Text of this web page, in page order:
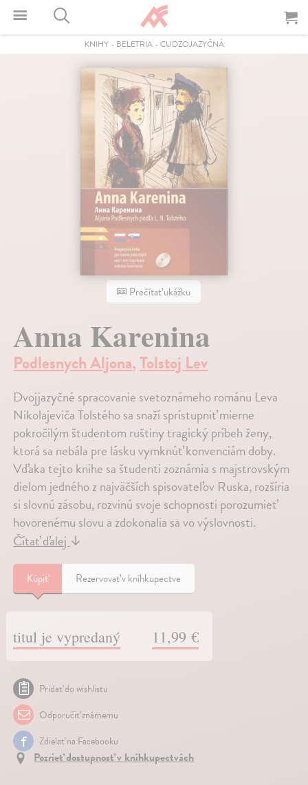
KNIHY- BELETRIA- CUDZOJAZYČNÁ
Prečítať ukážku
Anna Karenina
Podlesnych Aljona,Tolstoj Lev
Dvojjazyčné spracovanie svetoznámeho románu Leva
Nikolajeviča Tolstého sa snaží sprístupniť mierne
pokročilým študentom ruštiny tragický príbeh ženy,
ktorá sa nebála pre lásku vymknúť konvenciám doby.
Vďaka tejto knihe sa študenti zoznámia s majstrovským
dielom jedného z naj­väčších spisovateľov Ruska, rozšíria
si slovnú zásobu, rozvinú svoje schopnosti porozumieť
hovorenému slovu a zdokonalia sa vo výslovnosti.
Čítať ďalej↓
Kúpiť Rezervovať v kníhkupectve
titul je vypredaný 11,99 €
Pridať do wishlistu
Odporučiť známemu
Zdielať na Facebooku
Pozrieť dostupnosť v kníhkupectvách